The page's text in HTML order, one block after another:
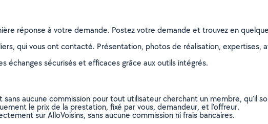
réponse à votre demande. Postez votre demande et trouvez en
qui vous ont contacté. Présentation, photos de réalisation, expertises,
échanges sécurisés et efficaces grâce aux outils intégrés.
aucune commission pour tout utilisateur cherchant un membre, qu’il
le prix de la prestation, fixé par vous, demandeur, et l’offreur.
sur AlloVoisins, sans aucune commission ni frais bancaires.